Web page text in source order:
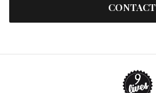
CONTACT